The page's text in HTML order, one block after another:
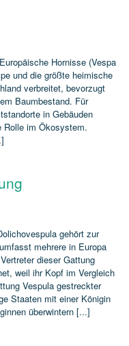
Hornisse (Vespa
und die größte heimische
verbreitet, bevorzugt
Baumbestand. Für
in Gebäuden
Rolle im Ökosystem.
gehört zur
mehrere in Europa
dieser Gattung
weil ihr Kopf im Vergleich
Vespula gestreckter
Staaten mit einer Königin
überwintern [...]